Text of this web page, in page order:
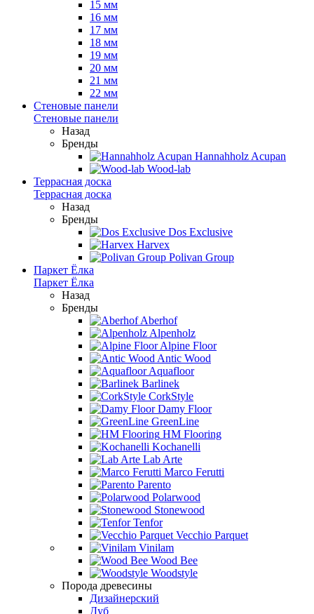
15 мм
16 мм
17 мм
18 мм
19 мм
20 мм
21 мм
22 мм
Стеновые панели
Стеновые панели
Назад
Бренды
Hannahholz Acupan
Wood-lab
Террасная доска
Террасная доска
Назад
Бренды
Dos Exclusive
Harvex
Polivan Group
Паркет Ёлка
Паркет Ёлка
Назад
Бренды
Aberhof
Alpenholz
Alpine Floor
Antic Wood
Aquafloor
Barlinek
CorkStyle
Damy Floor
GreenLine
HM Flooring
Kochanelli
Lab Arte
Marco Ferutti
Parento
Polarwood
Stonewood
Tenfor
Vecchio Parquet
Vinilam
Wood Bee
Woodstyle
Порода древесины
Дизайнерский
Дуб